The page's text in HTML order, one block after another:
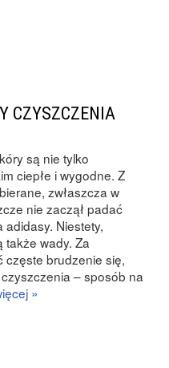
CZYSZCZENIA
są nie tylko
ciepłe i wygodne. Z
zwłaszcza w
nie zaczął padać
Niestety,
także wady. Za
częste brudzenie się,
– sposób na
»